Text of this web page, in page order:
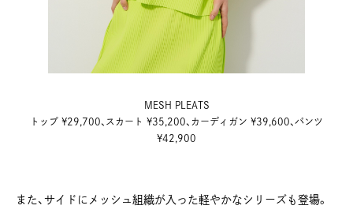
MESH PLEATS
トップ ¥29,700、スカート ¥35,200、カーディガン ¥39,600、パンツ
¥42,900
また、サイドにメッシュ組織が入った軽やかなシリーズも登場。